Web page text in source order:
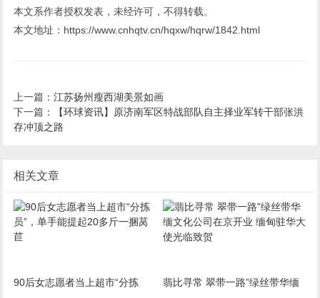
本文系作者授权发表，未经许可，不得转载。
本文地址：https://www.cnhqtv.cn/hqxw/hqrw/1842.html
上一篇：江苏扬州瘦西湖美景如画
下一篇：
【环球资讯】原济南军区特战部队自主择业军转干部张洪
存冲顶之路
相关文章
90后女志愿者当上超市“分拣
翡比寻常 翠带一路”绿丝带华缅